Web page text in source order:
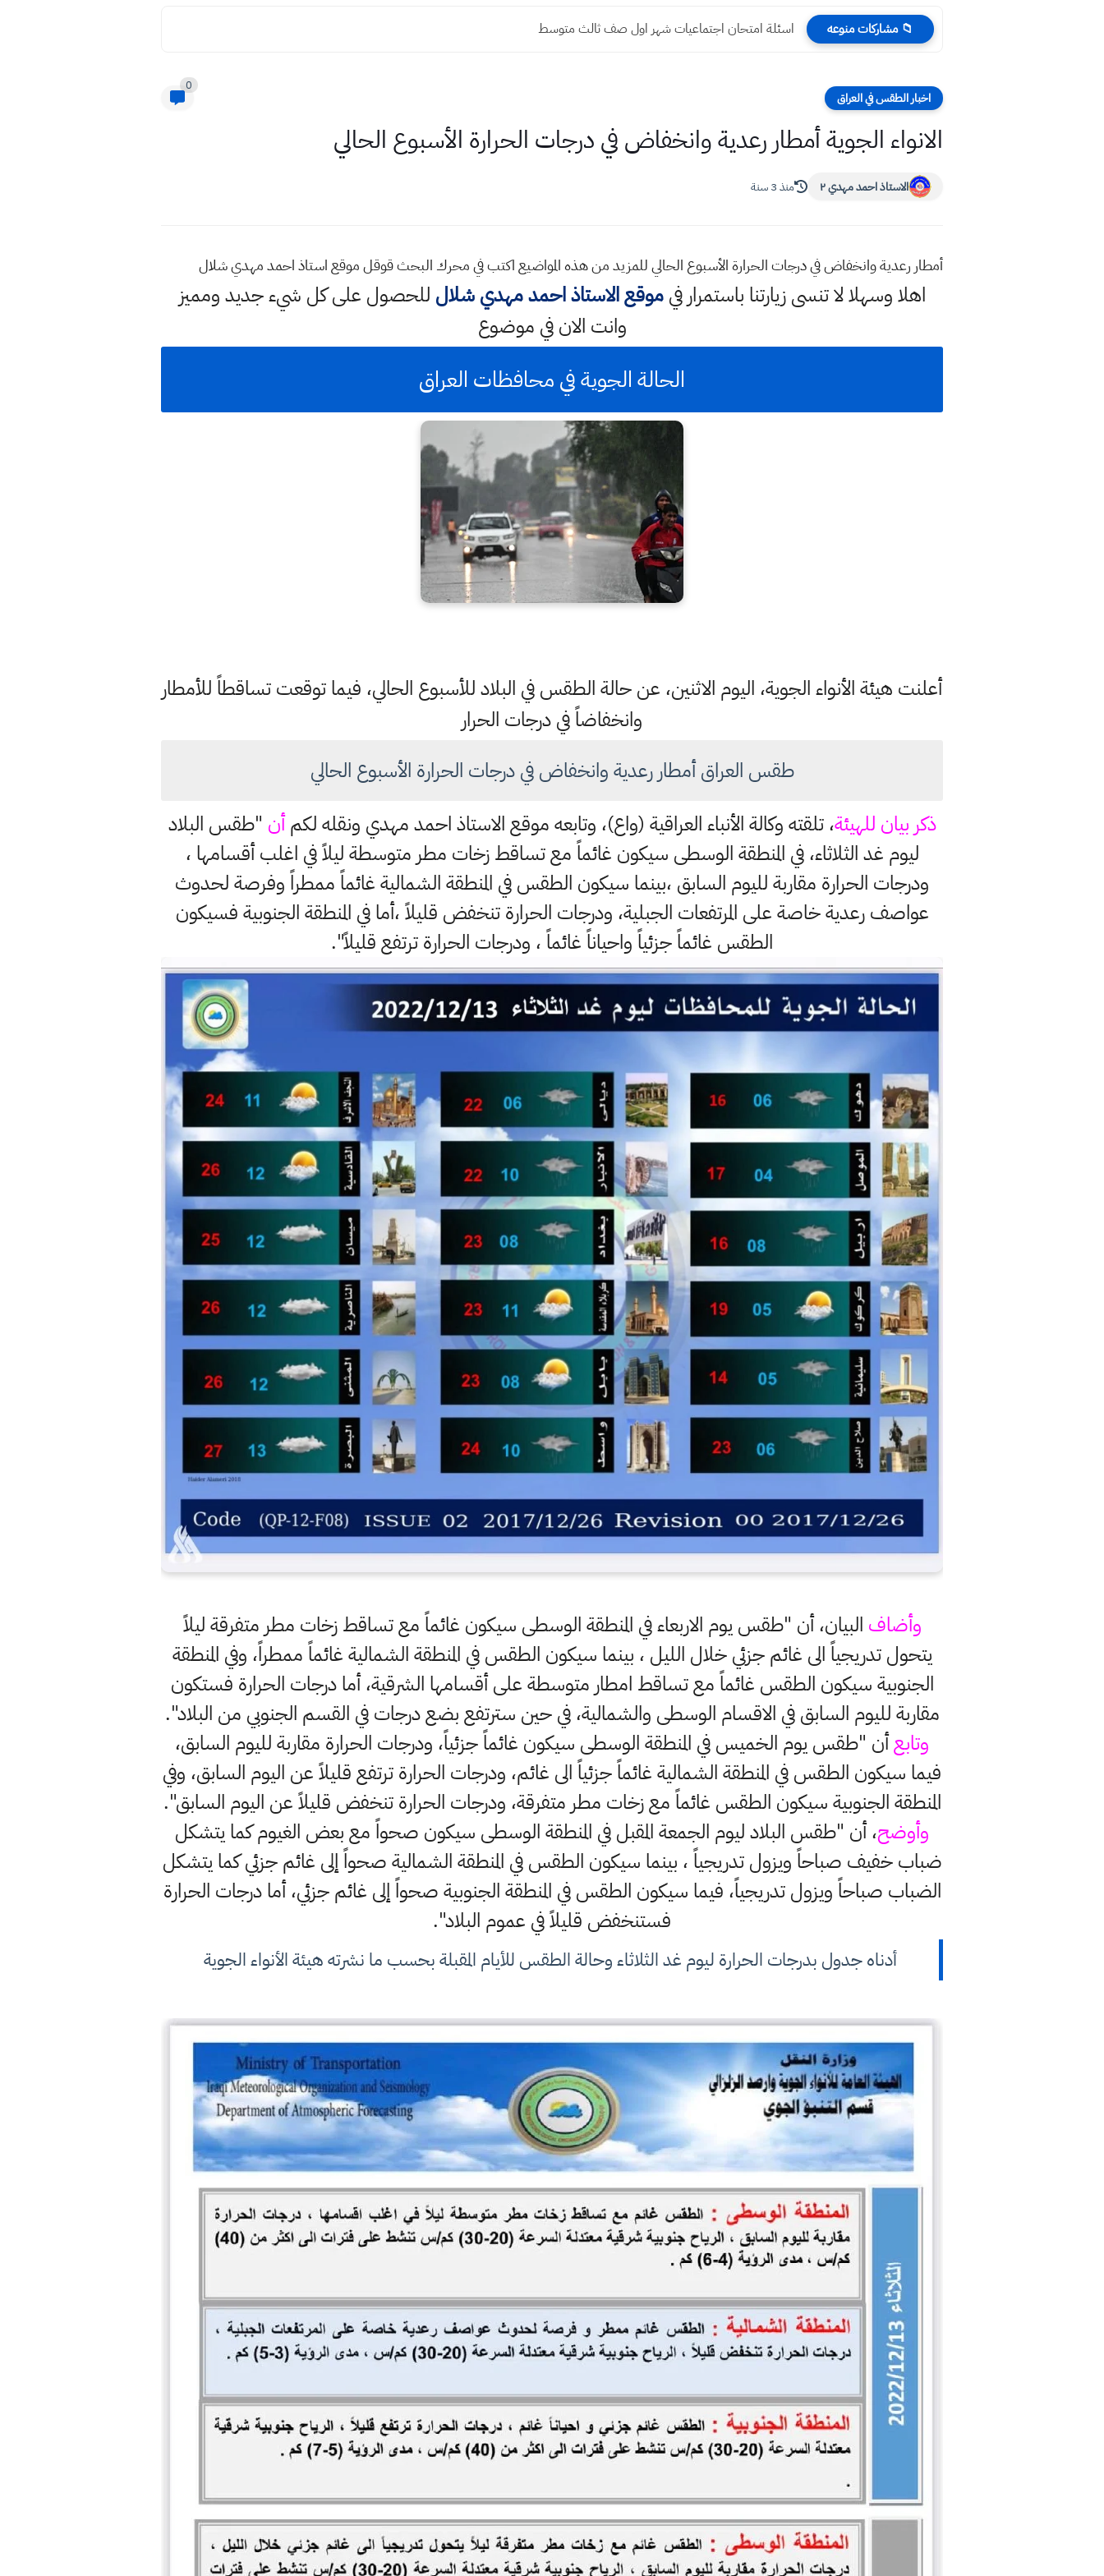
📁 مشاركات منوعه اسئلة امتحان اجتماعيات شهر اول صف ثالث متوسط
اخبار الطقس في العراق
0
الانواء الجوية أمطار رعدية وانخفاض في درجات الحرارة الأسبوع الحالي
الاستاذ احمد مهدي ٢ منذ 3 سنة
أمطار رعدية وانخفاض في درجات الحرارة الأسبوع الحالي للمزيد من هذه المواضيع اكتب في محرك البحث قوقل موقع استاذ احمد مهدي شلال
اهلا وسهلالا تنسى زيارتنا باستمرار فيموقع الاستاذ احمد مهدي شلال للحصول على كل شيء جديد ومميز
وانت الان في موضوع
الحالة الجوية في محافظات العراق
أعلنت هيئة الأنواء الجوية، اليوم الاثنين، عن حالة الطقس في البلاد للأسبوع الحالي، فيما توقعت تساقطاً للأمطار
وانخفاضاً في درجات الحرار
طقس العراق أمطار رعدية وانخفاض في درجات الحرارة الأسبوع الحالي
ذكر بيان للهيئة، تلقته وكالة الأنباء العراقية (واع)، وتابعه موقع الاستاذ احمد مهدي ونقله لكمأن "طقس البلاد
ليوم غد الثلاثاء، في المنطقة الوسطى سيكون غائماً مع تساقط زخات مطر متوسطة ليلاً في اغلب أقسامها ،
ودرجات الحرارة مقاربة لليوم السابق ،بينما سيكون الطقس في المنطقة الشمالية غائماً ممطراً وفرصة لحدوث
عواصف رعدية خاصة على المرتفعات الجبلية، ودرجات الحرارة تنخفض قليلاً ،أما في المنطقة الجنوبية فسيكون
الطقس غائماً جزئياً واحياناً غائماً ، ودرجات الحرارة ترتفع قليلاً".
وأضاف البيان، أن "طقس يوم الاربعاء في المنطقة الوسطى سيكون غائماً مع تساقط زخات مطر متفرقة ليلاً
يتحول تدريجياً الى غائم جزئي خلال الليل ، بينما سيكون الطقس في المنطقة الشمالية غائماً ممطراً، وفي المنطقة
الجنوبية سيكون الطقس غائماً مع تساقط امطار متوسطة على أقسامها الشرقية، أما درجات الحرارة فستكون
مقاربة لليوم السابق في الاقسام الوسطى والشمالية، في حين سترتفع بضع درجات في القسم الجنوبي من البلاد".
وتابعأن "طقس يوم الخميس في المنطقة الوسطى سيكون غائماً جزئياً، ودرجات الحرارة مقاربة لليوم السابق،
فيما سيكون الطقس في المنطقة الشمالية غائماً جزئياً الى غائم، ودرجات الحرارة ترتفع قليلاً عن اليوم السابق، وفي
المنطقة الجنوبية سيكون الطقس غائماً مع زخات مطر متفرقة، ودرجات الحرارة تنخفض قليلاً عن اليوم السابق".
وأوضح، أن "طقس البلاد ليوم الجمعة المقبل في المنطقة الوسطى سيكون صحواً مع بعض الغيوم كما يتشكل
ضباب خفيف صباحاً ويزول تدريجياً ، بينما سيكون الطقس في المنطقة الشمالية صحواً إلى غائم جزئي كما يتشكل
الضباب صباحاً ويزول تدريجياً، فيما سيكون الطقس في المنطقة الجنوبية صحواً إلى غائم جزئي، أما درجات الحرارة
فستنخفض قليلاً في عموم البلاد".
أدناه جدول بدرجات الحرارة ليوم غد الثلاثاء وحالة الطقس للأيام المقبلة بحسب ما نشرته هيئة الأنواء الجوية